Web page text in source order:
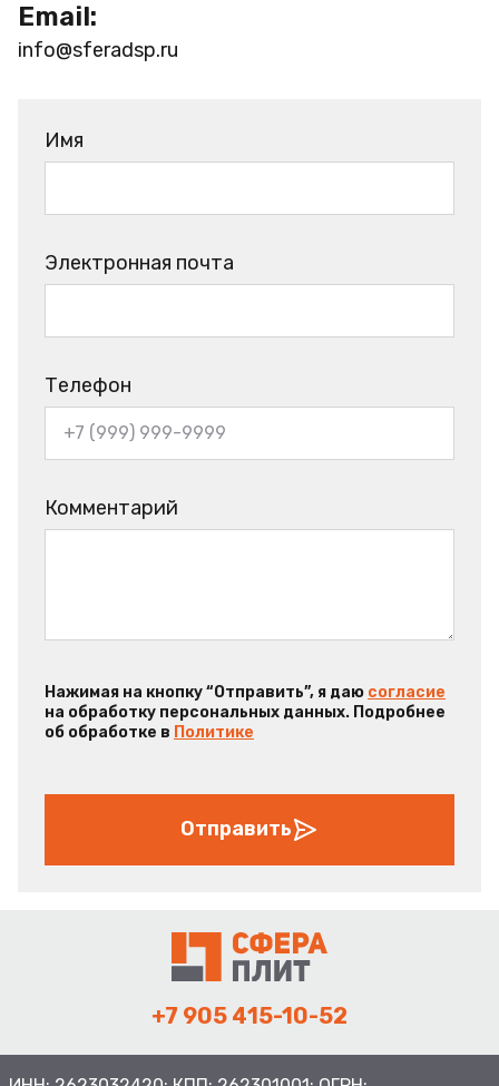
Email:
info@sferadsp.ru
Имя
Электронная почта
Телефон
Комментарий
Нажимая на кнопку “Отправить”, я даю согласие
на обработку персональных данных. Подробнее
об обработке в Политике
Отправить
+7 905 415-10-52